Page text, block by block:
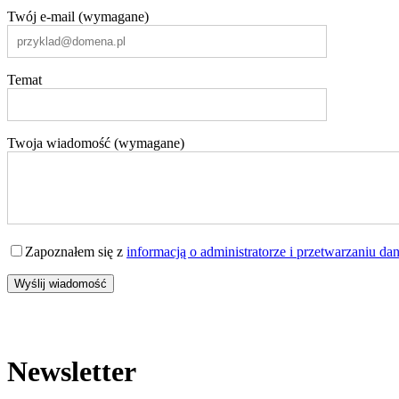
Twój e-mail (wymagane)
Temat
Twoja wiadomość (wymagane)
Zapoznałem się z informacją o administratorze i przetwarzaniu
Newsletter